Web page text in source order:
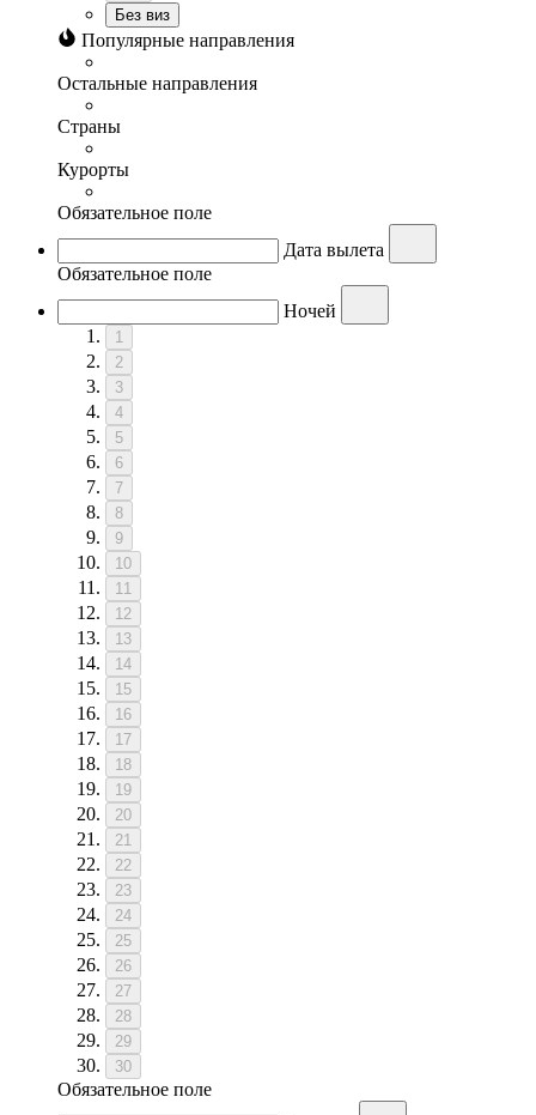
Без виз
Популярные направления
Остальные направления
Страны
Курорты
Обязательное поле
Дата вылета
Обязательное поле
Ночей
1
2
3
4
5
6
7
8
9
10
11
12
13
14
15
16
17
18
19
20
21
22
23
24
25
26
27
28
29
30
Обязательное поле